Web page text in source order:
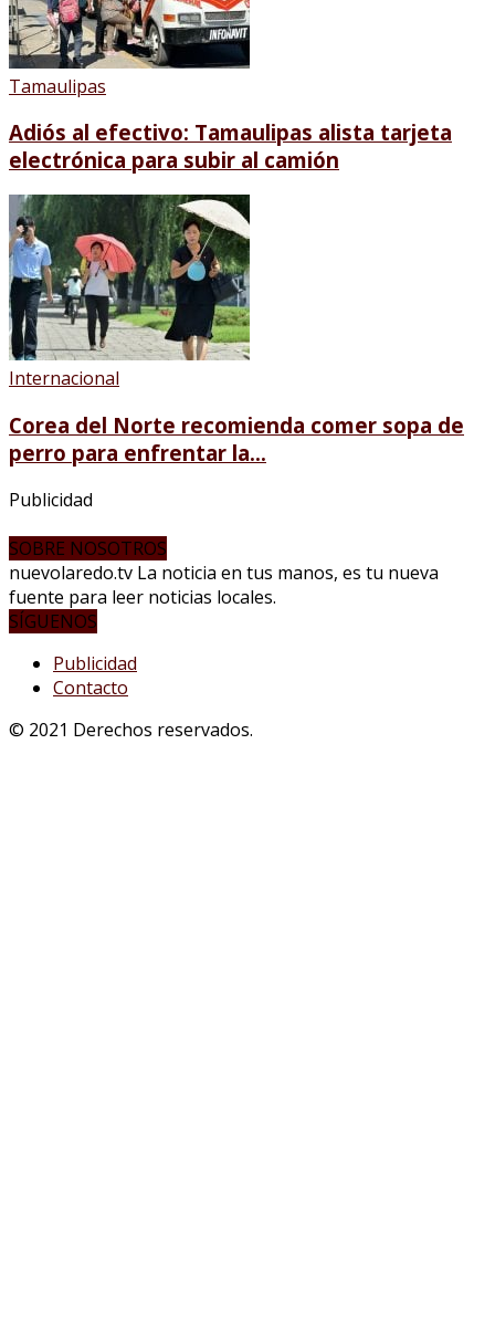
Tamaulipas
Adiós al efectivo: Tamaulipas alista tarjeta
electrónica para subir al camión
Internacional
Corea del Norte recomienda comer sopa de
perro para enfrentar la...
Publicidad
SOBRE NOSOTROS
nuevolaredo.tv La noticia en tus manos, es tu nueva
fuente para leer noticias locales.
SÍGUENOS
Publicidad
Contacto
© 2021 Derechos reservados.